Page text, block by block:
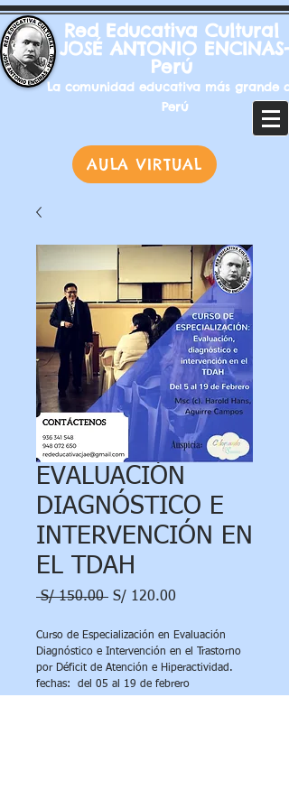
Red Educativa Cultural
JOSÉ ANTONIO ENCINAS-
Perú
La comunidad educativa más grande
Perú
AULA VIRTUAL
EVALUACIÓN
DIAGNÓSTICO E
INTERVENCIÓN EN
EL TDAH
S/ 150.00 Precio
S/ 120.00
oferta
Curso de Especialización en Evaluación
Diagnóstico e Intervención en el Trastorno
por Déficit de Atención e Hiperactividad.
fechas:  del 05 al 19 de febrero